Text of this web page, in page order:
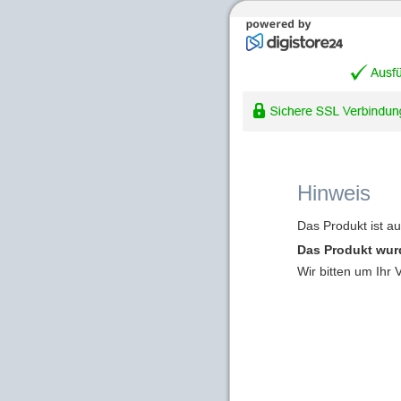
Hinweis
Das Produkt ist
Das Produkt
Wir bitten um Ihr